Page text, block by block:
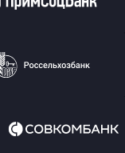
Газпромбанк
заявку
Примсоцбанк
заявку